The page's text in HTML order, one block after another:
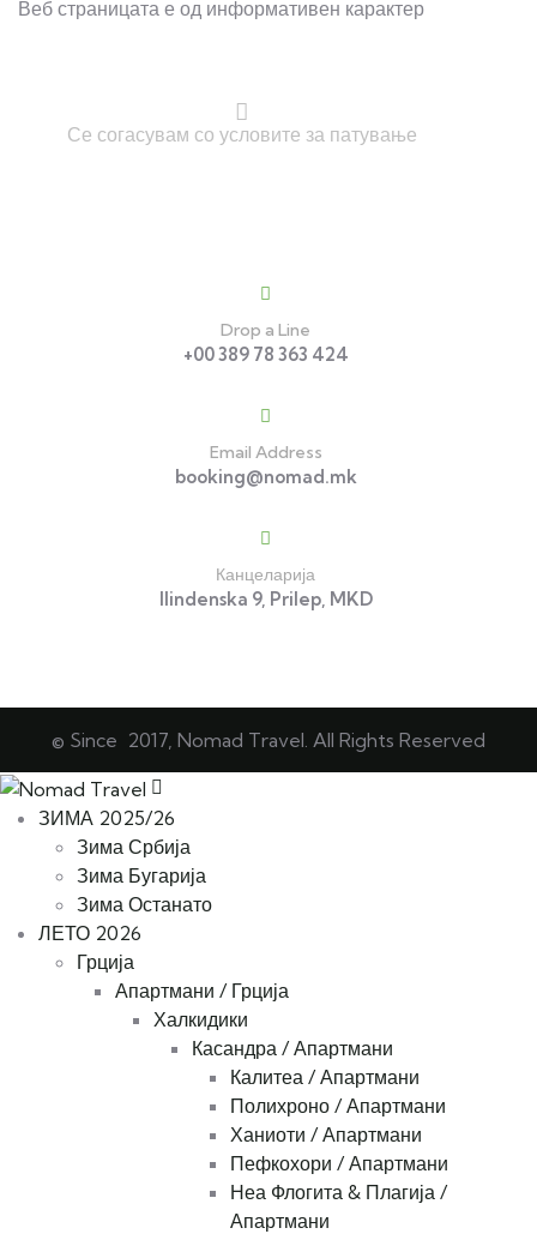
Веб страницата е од информативен карактер
Се согасувам со условите за патување
Drop a Line
+00 389 78 363 424
Email Address
booking@nomad.mk
Канцеларија
Ilindenska 9, Prilep, MKD
© Since 2017, Nomad Travel. All Rights Reserved
ЗИМА 2025/26
Зима Србија
Зима Бугарија
Зима Останато
ЛЕТО 2026
Грција
Апартмани / Грција
Халкидики
Касандра / Апартмани
Калитеа / Апартмани
Полихроно / Апартмани
Ханиоти / Апартмани
Пефкохори / Апартмани
Неа Флогита & Плагија /
Апартмани